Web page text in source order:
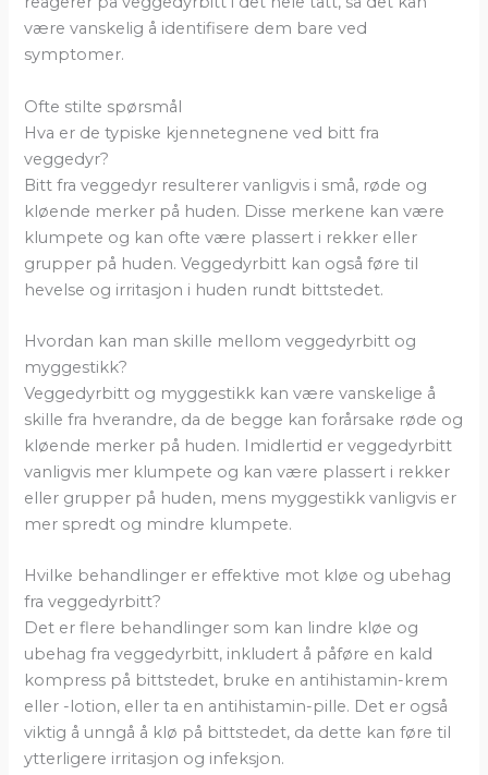
være vanskelig å identifisere dem bare ved
symptomer.
Ofte stilte spørsmål
Hva er de typiske kjennetegnene ved bitt fra
veggedyr?
Bitt fra veggedyr resulterer vanligvis i små, røde og
kløende merker på huden. Disse merkene kan være
klumpete og kan ofte være plassert i rekker eller
grupper på huden. Veggedyrbitt kan også føre til
hevelse og irritasjon i huden rundt bittstedet.
Hvordan kan man skille mellom veggedyrbitt og
myggestikk?
Veggedyrbitt og myggestikk kan være vanskelige å
skille fra hverandre, da de begge kan forårsake røde og
kløende merker på huden. Imidlertid er veggedyrbitt
vanligvis mer klumpete og kan være plassert i rekker
eller grupper på huden, mens myggestikk vanligvis er
mer spredt og mindre klumpete.
Hvilke behandlinger er effektive mot kløe og ubehag
fra veggedyrbitt?
Det er flere behandlinger som kan lindre kløe og
ubehag fra veggedyrbitt, inkludert å påføre en kald
kompress på bittstedet, bruke en antihistamin-krem
eller -lotion, eller ta en antihistamin-pille. Det er også
viktig å unngå å klø på bittstedet, da dette kan føre til
ytterligere irritasjon og infeksjon.